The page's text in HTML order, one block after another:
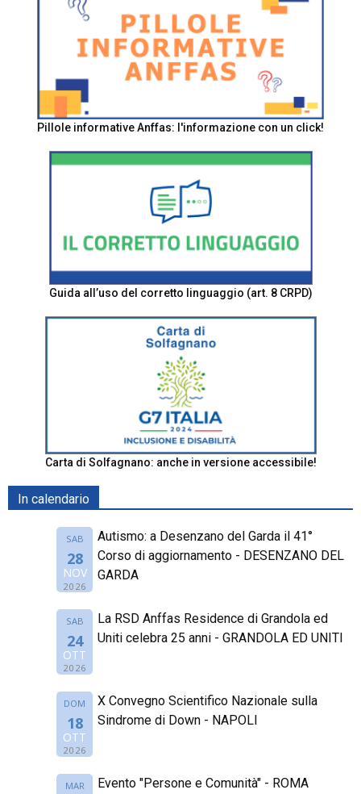
Pillole informative Anffas: l'informazione con un click!
Guida all’uso del corretto linguaggio (art. 8 CRPD)
Carta di Solfagnano: anche in versione accessibile!
In calendario
SAB
28
NOV
2026
Autismo: a Desenzano del Garda il 41°
Corso di aggiornamento - DESENZANO DEL
GARDA
SAB
24
OTT
2026
La RSD Anffas Residence di Grandola ed
Uniti celebra 25 anni - GRANDOLA ED UNITI
DOM
18
OTT
2026
X Convegno Scientifico Nazionale sulla
Sindrome di Down - NAPOLI
MAR Evento "Persone e Comunità" - ROMA